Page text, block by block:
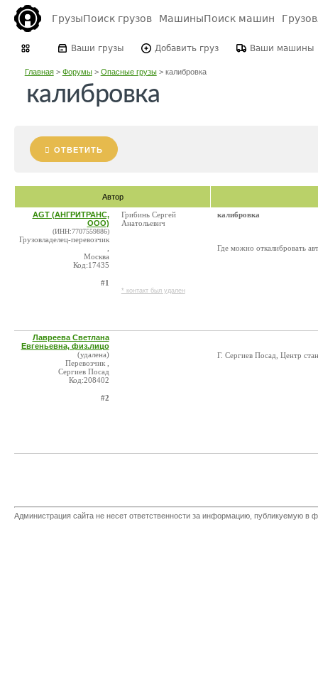
ГрузыПоиск грузов МашиныПоиск машин
Ваши грузы Добавить груз Ваши машины
Главная> Форумы> Опасные грузы> калибровка
калибровка
ОТВЕТИТЬ
Автор
AGT (АНГРИТРАНС,
ООО)
(ИНН:7707559886)
Грузовладелец-перевозчик
Москва
Код:17435
#1
Грибинь Сергей
Анатольевич
* контакт был удален
калибровка
Где можно откалибровать
Лавреева Светлана
Евгеньевна, физ.лицо
(удалена)
Перевозчик ,
Сергиев Посад
Код:208402
#2
Г. Сергиев Посад, Центр
Администрация сайта не несет ответственности за информацию, публикуемую